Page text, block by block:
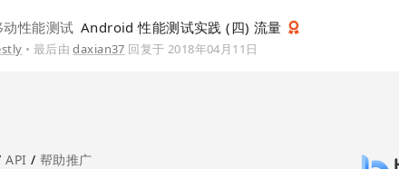
动性能测试 Android 性能测试实践 (四) 流量
• 最后由daxian37 回复于 2018年04月11日
API / 帮助推广